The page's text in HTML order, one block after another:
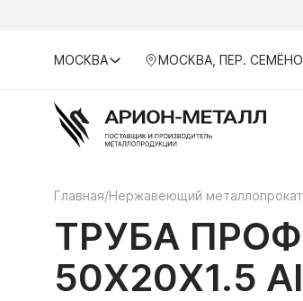
МОСКВА МОСКВА, ПЕР.
Главная/Нержавеющий металлопрокат
ТРУБА
50Х20Х1.5